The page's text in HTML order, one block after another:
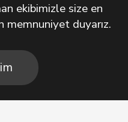
ekibimizle size en
memnuniyet duyarız.